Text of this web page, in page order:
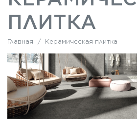
ПЛИТКА
Главная / Керамическая плитка